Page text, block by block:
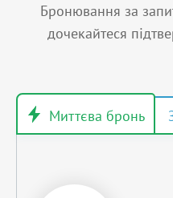
Бронювання за
дочекайтеся